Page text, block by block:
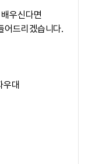
우신다면
어드리겠습니다.
우대